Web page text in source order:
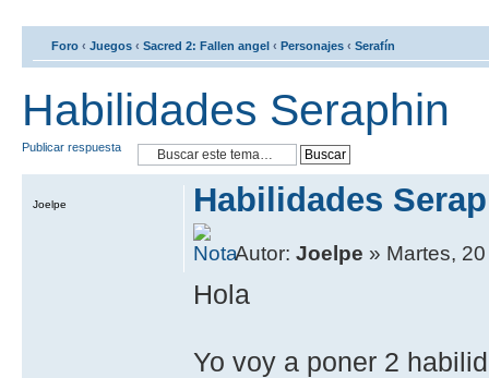
Foro ‹ Juegos ‹ Sacred 2: Fallen angel ‹ Personajes ‹ Serafín
Habilidades Seraphin
Publicar respuesta
Habilidades
Autor:Joelpe » Martes,
Hola
Yo voy a poner 2
Joelpe